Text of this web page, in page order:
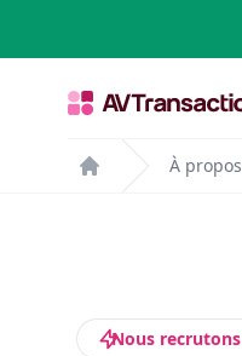
Home
À propos
Nous